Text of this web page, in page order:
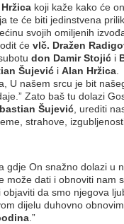
koji kaže kako će
te će biti jedinstvena
svojih omiljenih
će vlč. Dražen
don Damir Stojić i
Šujević i Alan Hržica
U našem srcu je bit
Zato baš tu dolazi
Šujević , urediti
strahove,
gdje On snažno dolazi u
može dati i obnoviti nam
da smo njegova
dijelu duhovno
.”